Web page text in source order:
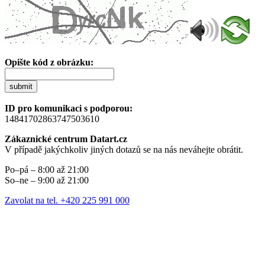
Opište kód z obrázku:
submit
ID pro komunikaci s podporou:
14841702863747503610
Zákaznické centrum Datart.cz
V případě jakýchkoliv jiných dotazů se na nás neváhejte obrátit.
Po–pá – 8:00 až 21:00
So–ne – 9:00 až 21:00
Zavolat na tel. +420 225 991 000